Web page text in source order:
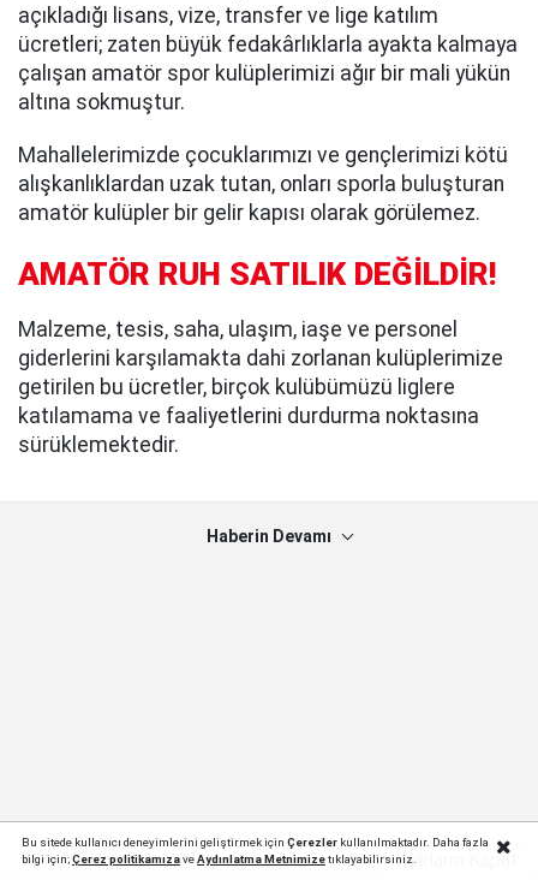
açıkladığı lisans, vize, transfer ve lige katılım
ücretleri; zaten büyük fedakârlıklarla ayakta kalmaya
çalışan amatör spor kulüplerimizi ağır bir mali yükün
altına sokmuştur.
Mahallelerimizde çocuklarımızı ve gençlerimizi kötü
alışkanlıklardan uzak tutan, onları sporla buluşturan
amatör kulüpler bir gelir kapısı olarak görülemez.
AMATÖR RUH SATILIK DEĞİLDİR!
Malzeme, tesis, saha, ulaşım, iaşe ve personel
giderlerini karşılamakta dahi zorlanan kulüplerimize
getirilen bu ücretler, birçok kulübümüzü liglere
katılamama ve faaliyetlerini durdurma noktasına
sürüklemektedir.
Haberin Devamı
Bu sitede kullanıcı deneyimlerini geliştirmek için Çerezlerkullanılmaktadır. Daha fazla
bilgi için;Çerez politikamızaveAydınlatma Metnimizetıklayabilirsiniz.Reklamı Kapat